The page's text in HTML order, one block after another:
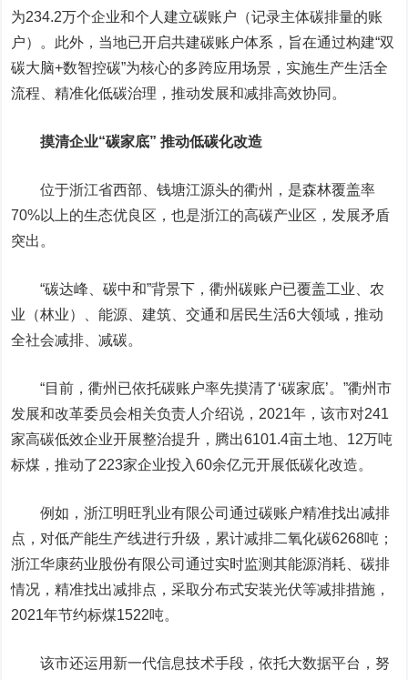
为234.2万个企业和个人建立碳账户（记录主体碳排量的账
户）。此外，当地已开启共建碳账户体系，旨在通过构建“双
碳大脑+数智控碳”为核心的多跨应用场景，实施生产生活全
流程、精准化低碳治理，推动发展和减排高效协同。
摸清企业“碳家底” 推动低碳化改造
位于浙江省西部、钱塘江源头的衢州，是森林覆盖率
70%以上的生态优良区，也是浙江的高碳产业区，发展矛盾
突出。
“碳达峰、碳中和”背景下，衢州碳账户已覆盖工业、农
业（林业）、能源、建筑、交通和居民生活6大领域，推动
全社会减排、减碳。
“目前，衢州已依托碳账户率先摸清了‘碳家底’。”衢州市
发展和改革委员会相关负责人介绍说，2021年，该市对241
家高碳低效企业开展整治提升，腾出6101.4亩土地、12万吨
标煤，推动了223家企业投入60余亿元开展低碳化改造。
例如，浙江明旺乳业有限公司通过碳账户精准找出减排
点，对低产能生产线进行升级，累计减排二氧化碳6268吨；
浙江华康药业股份有限公司通过实时监测其能源消耗、碳排
情况，精准找出减排点，采取分布式安装光伏等减排措施，
2021年节约标煤1522吨。
该市还运用新一代信息技术手段，依托大数据平台，努